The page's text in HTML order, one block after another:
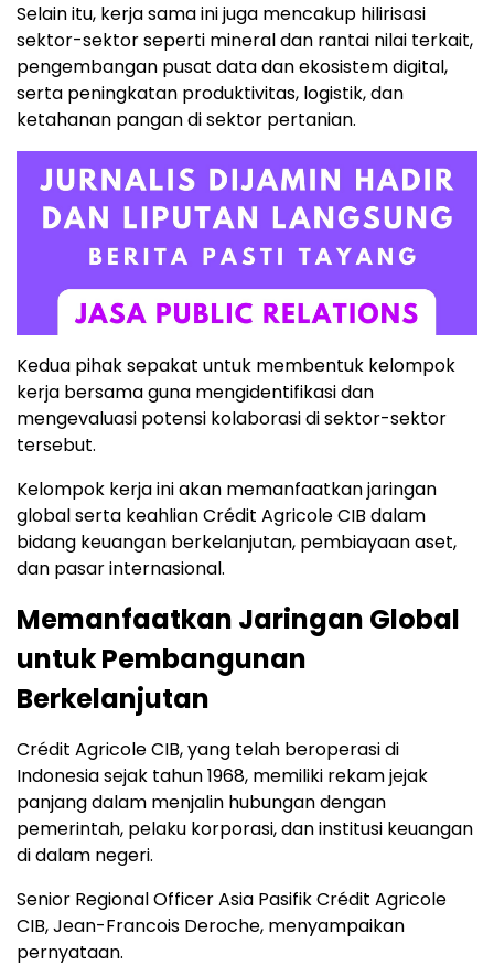
Selain itu, kerja sama ini juga mencakup hilirisasi
sektor-sektor seperti mineral dan rantai nilai terkait,
pengembangan pusat data dan ekosistem digital,
serta peningkatan produktivitas, logistik, dan
ketahanan pangan di sektor pertanian.
Kedua pihak sepakat untuk membentuk kelompok
kerja bersama guna mengidentifikasi dan
mengevaluasi potensi kolaborasi di sektor-sektor
tersebut.
Kelompok kerja ini akan memanfaatkan jaringan
global serta keahlian Crédit Agricole CIB dalam
bidang keuangan berkelanjutan, pembiayaan aset,
dan pasar internasional.
Memanfaatkan Jaringan Global
untuk Pembangunan
Berkelanjutan
Crédit Agricole CIB, yang telah beroperasi di
Indonesia sejak tahun 1968, memiliki rekam jejak
panjang dalam menjalin hubungan dengan
pemerintah, pelaku korporasi, dan institusi keuangan
di dalam negeri.
Senior Regional Officer Asia Pasifik Crédit Agricole
CIB, Jean-Francois Deroche, menyampaikan
pernyataan.